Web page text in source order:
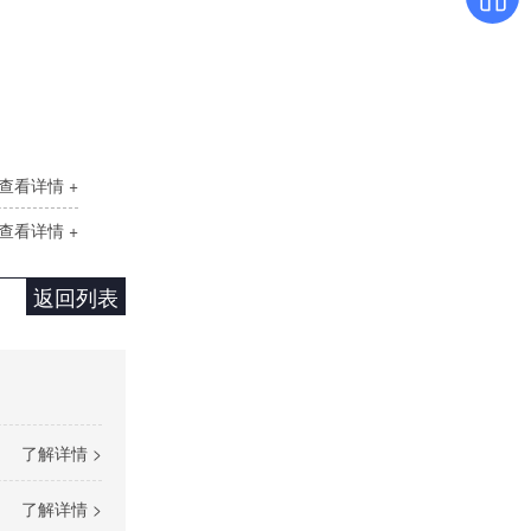
看详情 +
看详情 +
返回列表
了解详情 >
了解详情 >